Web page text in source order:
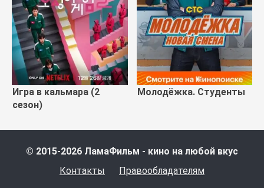
Игра в кальмара (2
сезон)
Молодёжка. Студенты
© 2015-2026 ЛамаФильм - кино на любой вкус
Контакты
Правообладателям